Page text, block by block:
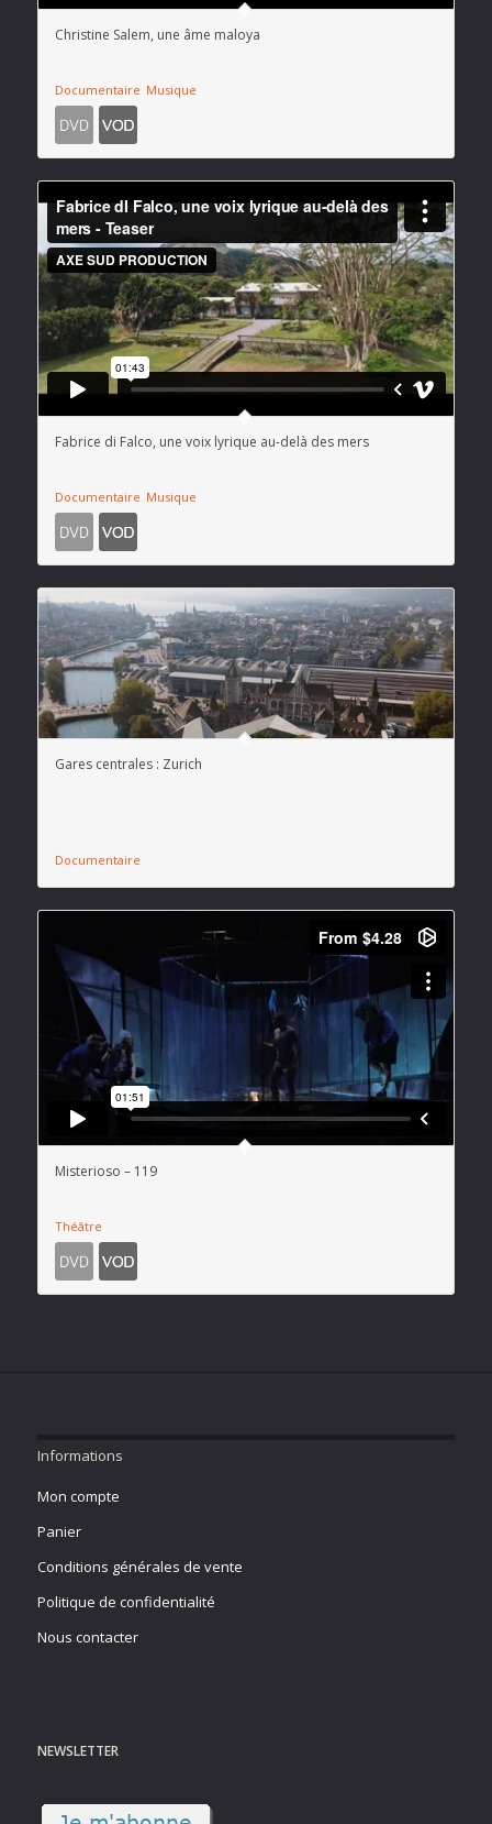
Christine Salem, une âme maloya
Documentaire Musique
Fabrice di Falco, une voix lyrique au-delà des mers
Documentaire Musique
Gares centrales : Zurich
Documentaire
Misterioso – 119
Théâtre
Informations
Mon compte
Panier
Conditions générales de vente
Politique de confidentialité
Nous contacter
NEWSLETTER